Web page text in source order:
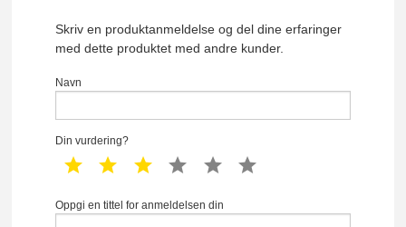
Skriv en produktanmeldelse og del dine erfaringer
med dette produktet med andre kunder.
Navn
Din vurdering?
1 star 2 star 3 star 4 star 5 star
Oppgi en tittel for anmeldelsen din